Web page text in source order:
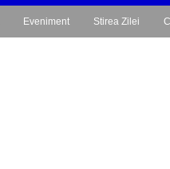
Eveniment Stirea Zilei